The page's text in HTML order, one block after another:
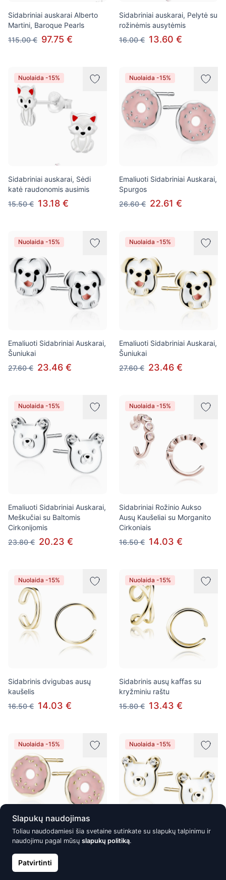
Sidabriniai auskarai Alberto
Martini, Baroque Pearls
115.00 € 97.75 €
Sidabriniai auskarai, Pelytė su
rožinėmis ausytėmis
16.00 € 13.60 €
Nuolaida -15%
Sidabriniai auskarai, Sėdi
katė raudonomis ausimis
15.50 € 13.18 €
Nuolaida -15%
Emaliuoti Sidabriniai Auskarai,
Spurgos
26.60 € 22.61 €
Nuolaida -15%
Emaliuoti Sidabriniai Auskarai,
Šuniukai
27.60 € 23.46 €
Nuolaida -15%
Emaliuoti Sidabriniai Auskarai,
Šuniukai
27.60 € 23.46 €
Nuolaida -15%
Emaliuoti Sidabriniai Auskarai,
Meškučiai su Baltomis
Cirkonijomis
23.80 € 20.23 €
Nuolaida -15%
Sidabriniai Rožinio Aukso
Ausų Kaušeliai su Morganito
Cirkoniais
16.50 € 14.03 €
Nuolaida -15%
Sidabrinis dvigubas ausų
kaušelis
16.50 € 14.03 €
Nuolaida -15%
Sidabrinis ausų kaﬀas su
kryžminiu raštu
15.80 € 13.43 €
Nuolaida -15%
Emaliuoti Sidabriniai Auskarai,
Spurgos
26.60 € 22.61 €
Nuolaida -15%
Emaliuoti Sidabriniai Auskarai,
Slapukų naudojimas
Toliau naudodamiesi šia svetaine sutinkate su slapukų talpinimu ir
naudojimu pagal mūsų slapukų politiką.
Patvirtinti